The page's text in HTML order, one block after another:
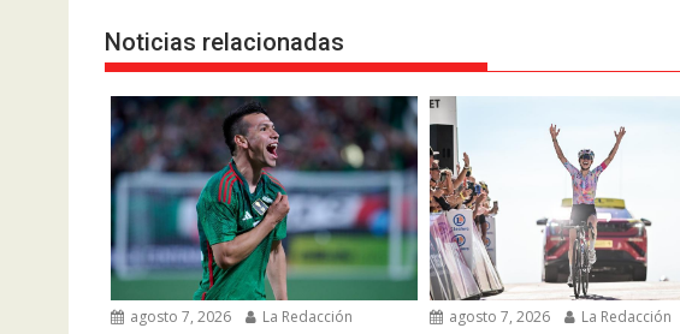
Noticias relacionadas
agosto 7, 2026 La Redacción agosto 7, 2026 La Redacción